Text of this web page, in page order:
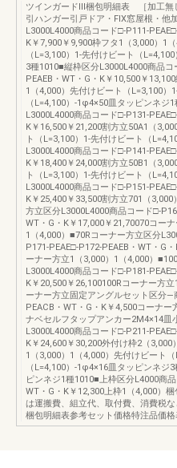
ツインガードⅢ梱包明細表 ［加工無
引ハンガー引戸ドア・FIX窓屋根・他
L3000L4000商品コード□-P111-
K￥7,900￥9,900枠フタ1（3,000）1
（L=3,100）1-先付けビート（
3種1010■縦枠区分L3000L4000商品
PEAEB・WT・G・K￥10,500￥13,100
1（4,000）先付けビート（L=3,100）
（L=4,100）-1φ4×50皿タッピンネジ
L3000L4000商品コード□-P131-
K￥16,500￥21,200割方立50A1（
ト（L=3,100）1-先付けビート（
L3000L4000商品コード□-P141-
K￥18,400￥24,000割方立50B1（
ト（L=3,100）1-先付けビート（
L3000L4000商品コード□-P151-
K￥25,400￥33,500割方立701（
方立区分L3000L4000商品コード□-
WT・G・K￥17,000￥21,70070コーナ
1（4,000）■70Rコーナー方立区分
P171-PEAE□-P172-PEAEB・WT・G
ーナー方立1（3,000）1（4,000）
L3000L4000商品コード□-P181-
K￥20,500￥26,100100Rコーナー方
ーナー方立固定アングルセット区分―
PEACB・WT・G・K￥4,500コーナ
ナベセルフタップアンカー2M4×14皿
L3000L4000商品コード□-P211-
K￥24,600￥30,200外付け枠2（3,000
1（3,000）1（4,000）先付けビート
（L=4,100）-1φ4×16皿タッピンネジ
ピンネジ1種1010■上枠区分L4000商
WT・G・K￥12,300上枠1（4,000）
は運搬費、組立代、取付費、消費税な
梱包明細表参考セット価格特注品価